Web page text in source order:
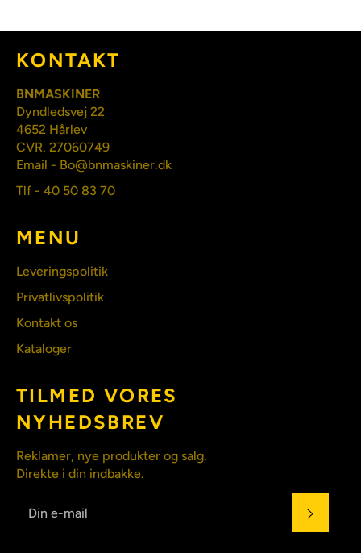
KONTAKT
BNMASKINER
Dyndledsvej 22
4652 Hårlev
CVR. 27060749
Email - Bo@bnmaskiner.dk
Tlf - 40 50 83 70
MENU
Leveringspolitik
Privatlivspolitik
Kontakt os
Kataloger
TILMED VORES
NYHEDSBREV
Reklamer, nye produkter og salg.
Direkte i din indbakke.